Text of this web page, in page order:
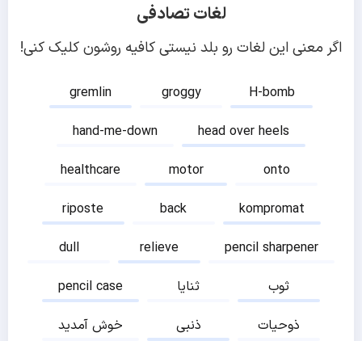
لغات تصادفی
اگر معنی این لغات رو بلد نیستی کافیه روشون کلیک کنی!
gremlin groggy
H-bomb
hand-me-down
head over heels
healthcare
motor
onto
riposte
back
kompromat
dull
relieve
pencil sharpener
pencil case
ثنایا
ثوب
خوش آمدید
ذنبی
ذوحیات